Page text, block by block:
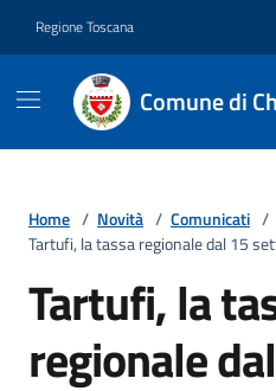
Regione Toscana
Comune di
Home / Novità / Comunicati /
Tartufi, la tassa regionale dal 15
Tartufi, la
regionale